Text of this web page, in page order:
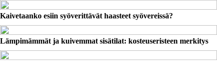
Kaivetaanko esiin syöverittävät haasteet syövereissä?
Lämpimämmät ja kuivemmat sisätilat: kosteuseristeen merkitys